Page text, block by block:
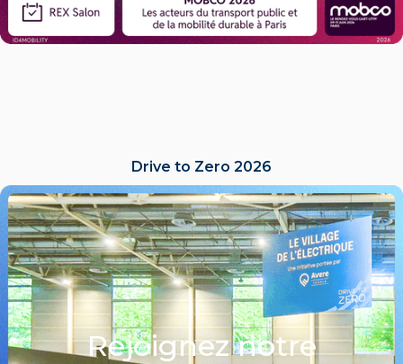
Drive to Zero 2026
LIRE L'ACTU
Rejoignez notre